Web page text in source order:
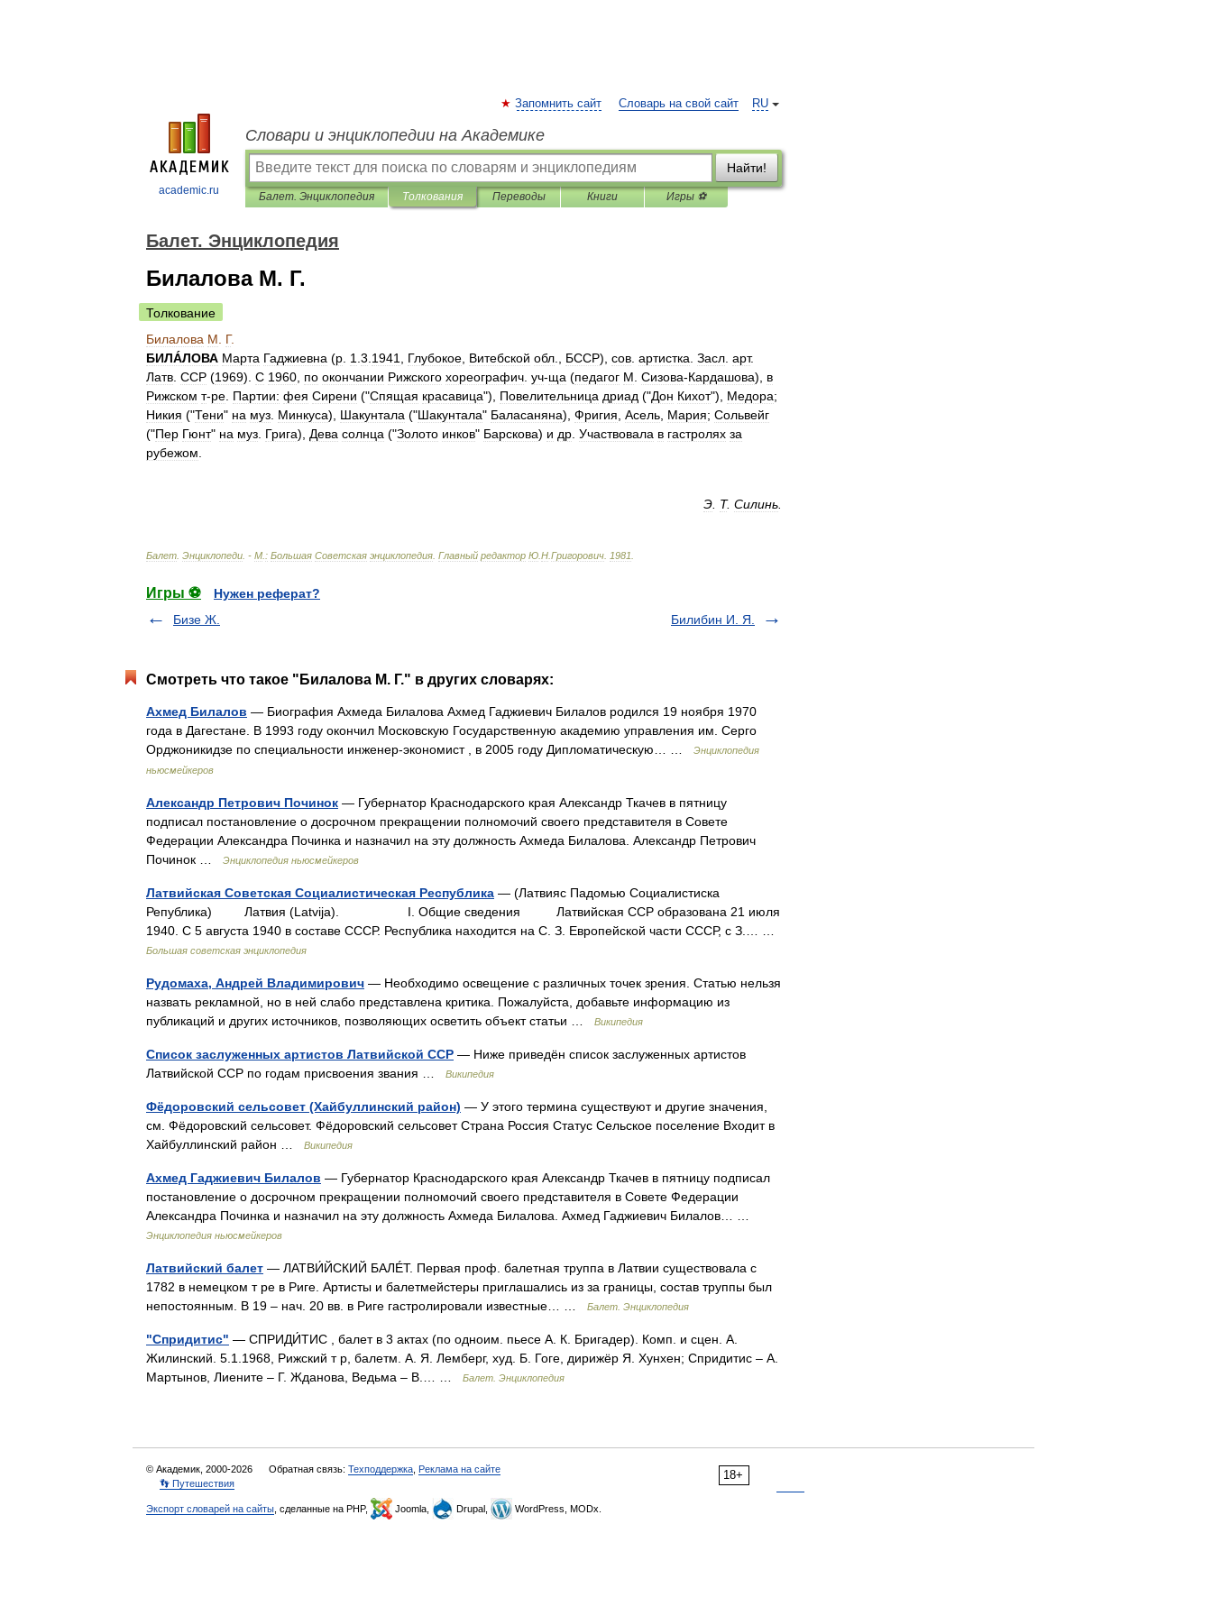
academic.ru
RU
Запомнить сайт Словарь на свой сайт
Словари и энциклопедии на Академике
Найти!
Балет. Энциклопедия Толкования Переводы Книги Игры ⚽
Балет. Энциклопедия
Билалова М. Г.
Толкование
Билалова М Г.
БИЛÁЛОВА Марта Гаджиевна (р 1 3 1941 Глубокое Витебской обл БССР), сов артистка Засл арт.
Латв ССР (1969). С 1960 по окончании Рижского хореографич уч-ща (педагог М Сизова-Кардашова), в
Рижском т-ре Партии: фея Сирени ("Спящая красавица"), Повелительница дриад ("Дон Кихот"), Медора;
Никия ("Тени" на муз Минкуса), Шакунтала ("Шакунтала" Баласаняна), Фригия Асель Мария; Сольвейг
("Пер Гюнт" на муз Грига), Дева солнца ("Золото инков" Барскова) и др Участвовала в гастролях за
рубежом
Э Т. Силинь
Балет Энциклопеди . - М : Большая Советская энциклопедия Главный редактор Ю Н Григорович 1981
Игры ⚽
Нужен реферат?
Бизе Ж.
Билибин И. Я.
Смотреть что такое "Билалова М. Г." в других словарях:
Ахмед Билалов — Биография Ахмеда Билалова Ахмед Гаджиевич Билалов родился 19 ноября 1970
года в Дагестане. В 1993 году окончил Московскую Государственную академию управления им. Серго
Орджоникидзе по специальности инженер‑экономист , в 2005 году Дипломатическую… …
Энциклопедия
ньюсмейкеров
Александр Петрович Починок — Губернатор Краснодарского края Александр Ткачев в пятницу
подписал постановление о досрочном прекращении полномочий своего представителя в Совете
Федерации Александра Починка и назначил на эту должность Ахмеда Билалова. Александр Петрович
Починок …
Энциклопедия ньюсмейкеров
Латвийская Советская Социалистическая Республика — (Латвияс Падомью Социалистиска
Република) Латвия (Latvija). I. Общие сведения Латвийская ССР образована 21 июля
1940. С 5 августа 1940 в составе СССР. Республика находится на С. З. Европейской части СССР, с З.… …
Большая советская энциклопедия
Рудомаха, Андрей Владимирович — Необходимо освещение с различных точек зрения. Статью нельзя
назвать рекламной, но в ней слабо представлена критика. Пожалуйста, добавьте информацию из
публикаций и других источников, позволяющих осветить объект статьи …
Википедия
Список заслуженных артистов Латвийской ССР — Ниже приведён список заслуженных артистов
Латвийской ССР по годам присвоения звания …
Википедия
Фёдоровский сельсовет (Хайбуллинский район) — У этого термина существуют и другие значения,
см. Фёдоровский сельсовет. Фёдоровский сельсовет Страна Россия Статус Сельское поселение Входит в
Хайбуллинский район …
Википедия
Ахмед Гаджиевич Билалов — Губернатор Краснодарского края Александр Ткачев в пятницу подписал
постановление о досрочном прекращении полномочий своего представителя в Совете Федерации
Александра Починка и назначил на эту должность Ахмеда Билалова. Ахмед Гаджиевич Билалов… …
Энциклопедия ньюсмейкеров
Латвийский балет — ЛАТВИ́ЙСКИЙ БАЛÉТ. Первая проф. балетная труппа в Латвии существовала с
1782 в немецком т ре в Риге. Артисты и балетмейстеры приглашались из за границы, состав труппы был
непостоянным. В 19 – нач. 20 вв. в Риге гастролировали известные… …
Балет. Энциклопедия
"Спридитис" — СПРИДИ́ТИС , балет в 3 актах (по одноим. пьесе А. К. Бригадер). Комп. и сцен. А.
Жилинский. 5.1.1968, Рижский т р, балетм. А. Я. Лемберг, худ. Б. Гоге, дирижёр Я. Хунхен; Спридитис – А.
Мартынов, Лиените – Г. Жданова, Ведьма – В.… …
Балет. Энциклопедия
18+
© Академик, 2000-2026 Обратная связь: Техподдержка Реклама на сайте
👣 Путешествия
Экспорт словарей на сайты , сделанные на PHP, Joomla, Drupal, WordPress, MODx.